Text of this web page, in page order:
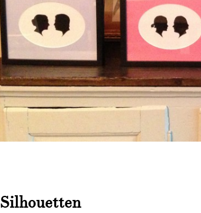
Silhouetten